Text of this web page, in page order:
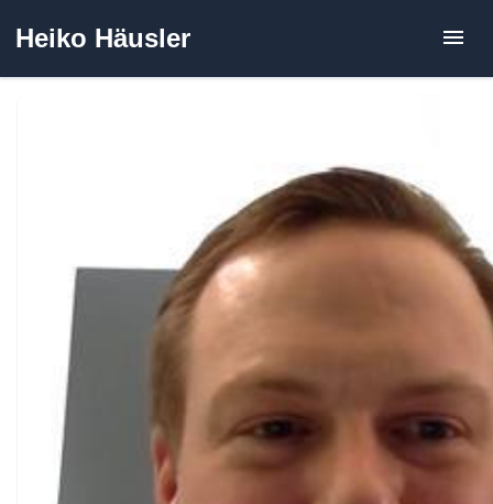
Inhalt
Heiko Häusler